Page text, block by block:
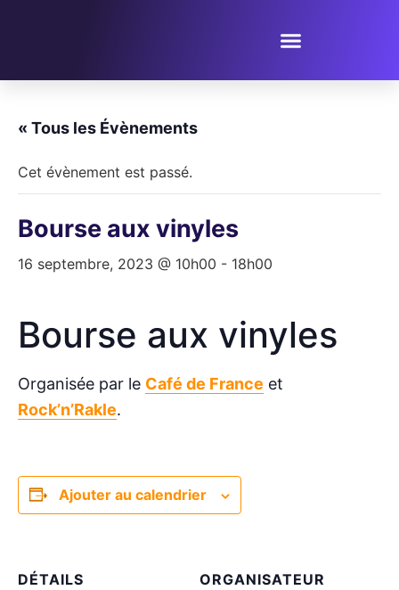
« Tous les Évènements
Cet évènement est passé.
Bourse aux vinyles
16 septembre, 2023 @ 10h00 - 18h00
Bourse aux vinyles
Organisée par le Café de France et
Rock’n’Rakle.
Ajouter au calendrier
DÉTAILS
ORGANISATEUR